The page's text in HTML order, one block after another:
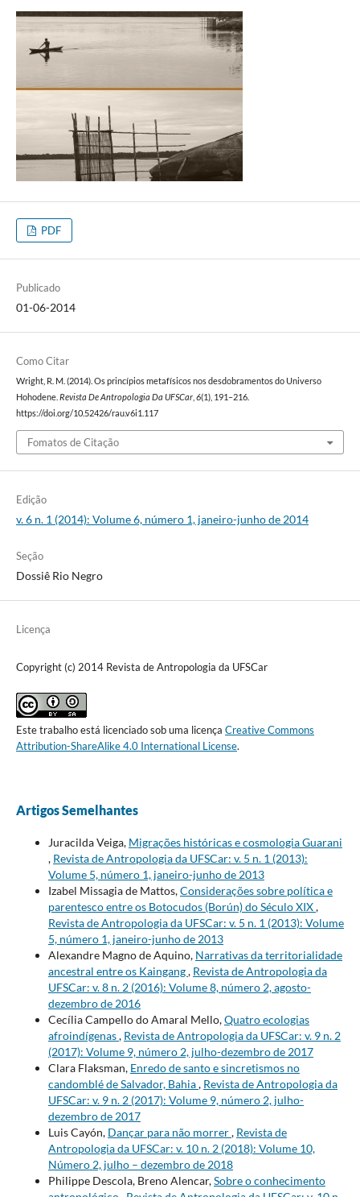
PDF
Publicado
01-06-2014
Como Citar
Wright, R. M. (2014). Os princípios metafísicos nos desdobramentos do Universo
Hohodene.Revista De Antropologia Da UFSCar,6(1), 191–216.
https://doi.org/10.52426/rau.v6i1.117
Fomatos de Citação
Edição
v. 6 n. 1 (2014): Volume 6, número 1, janeiro-junho de 2014
Seção
Dossiê Rio Negro
Licença
Copyright (c) 2014 Revista de Antropologia da UFSCar
Este trabalho está licenciado sob uma licença Creative Commons
Attribution-ShareAlike 4.0 International License.
Artigos Semelhantes
Juracilda Veiga, Migrações históricas e cosmologia Guarani
, Revista de Antropologia da UFSCar: v. 5 n. 1 (2013):
Volume 5, número 1, janeiro-junho de 2013
Izabel Missagia de Mattos,Considerações sobre política e
parentesco entre os Botocudos (Borún) do Século XIX,
Revista de Antropologia da UFSCar: v. 5 n. 1 (2013): Volume
5, número 1, janeiro-junho de 2013
Alexandre Magno de Aquino, Narrativas da territorialidade
ancestral entre os Kaingang, Revista de Antropologia da
UFSCar: v. 8 n. 2 (2016): Volume 8, número 2, agosto-
dezembro de 2016
Cecília Campello do Amaral Mello,Quatro ecologias
afroindígenas, Revista de Antropologia da UFSCar: v. 9 n. 2
(2017): Volume 9, número 2, julho-dezembro de 2017
Clara Flaksman, Enredo de santo e sincretismos no
candomblé de Salvador, Bahia, Revista de Antropologia da
UFSCar: v. 9 n. 2 (2017): Volume 9, número 2, julho-
dezembro de 2017
Luis Cayón, Dançar para não morrer, Revista de
Antropologia da UFSCar: v. 10 n. 2 (2018): Volume 10,
Número 2, julho – dezembro de 2018
Philippe Descola, Breno Alencar,Sobre o conhecimento